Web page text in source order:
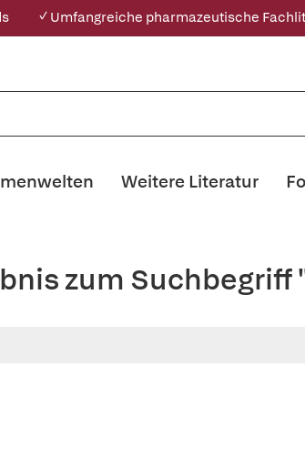
✓ Umfangreiche pharmazeutische
Weitere Literatur
zum